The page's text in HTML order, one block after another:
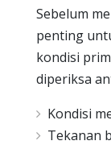
Sebelum
penting
kondisi
diperiksa
Kondisi
Tekanan